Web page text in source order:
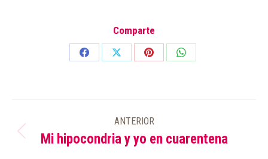
Comparte
Share
Share
Share
Share
ENTRE
PUBLICACIONES
ANTERIOR
Publicación
Mi hipocondria y yo en cuarentena